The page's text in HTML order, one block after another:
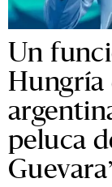
Un
Hungría
peluca